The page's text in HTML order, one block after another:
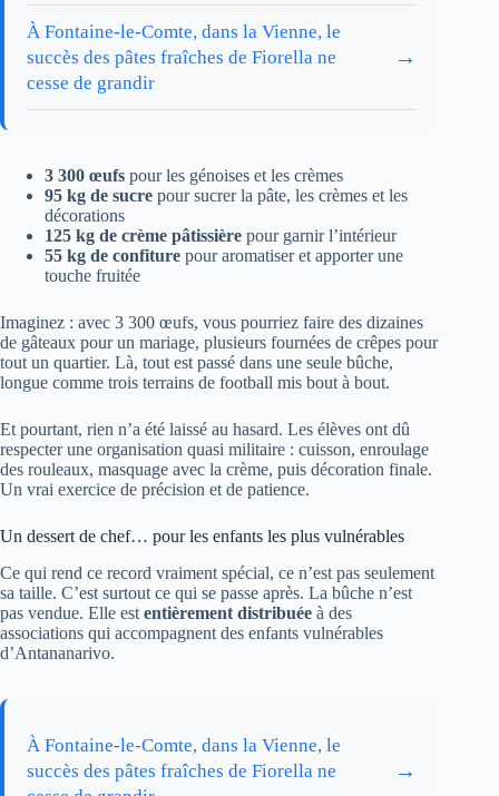
À Fontaine-le-Comte, dans la Vienne, le
succès des pâtes fraîches de Fiorella ne
cesse de grandir
→
3 300 œufs pour les génoises et les crèmes
95 kg de sucre pour sucrer la pâte, les crèmes et les
décorations
125 kg de crème pâtissière pour garnir l’intérieur
55 kg de confiture pour aromatiser et apporter une
touche fruitée
Imaginez : avec 3 300 œufs, vous pourriez faire des dizaines
de gâteaux pour un mariage, plusieurs fournées de crêpes pour
tout un quartier. Là, tout est passé dans une seule bûche,
longue comme trois terrains de football mis bout à bout.
Et pourtant, rien n’a été laissé au hasard. Les élèves ont dû
respecter une organisation quasi militaire : cuisson, enroulage
des rouleaux, masquage avec la crème, puis décoration finale.
Un vrai exercice de précision et de patience.
Un dessert de chef… pour les enfants les plus vulnérables
Ce qui rend ce record vraiment spécial, ce n’est pas seulement
sa taille. C’est surtout ce qui se passe après. La bûche n’est
pas vendue. Elle est entièrement distribuée à des
associations qui accompagnent des enfants vulnérables
d’Antananarivo.
À Fontaine-le-Comte, dans la Vienne, le
succès des pâtes fraîches de Fiorella ne
→